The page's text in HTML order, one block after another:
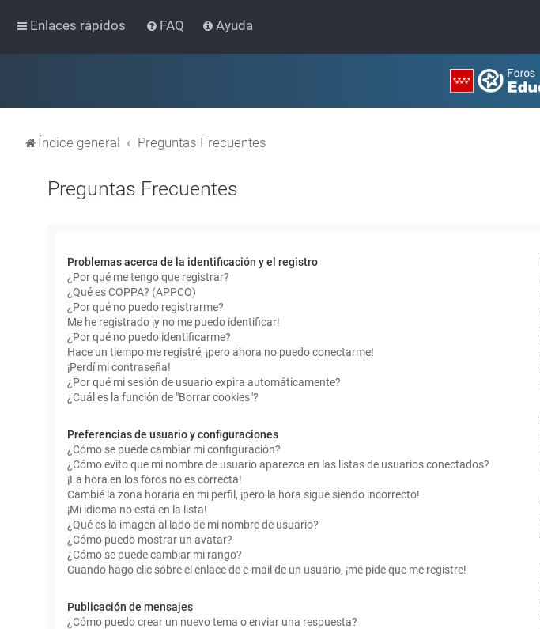
Enlaces rápidos FAQ Ayuda
Índice general Preguntas Frecuentes
Preguntas Frecuentes
Problemas acerca de la identificación y el registro
¿Por qué me tengo que registrar?
¿Qué es COPPA? (APPCO)
¿Por qué no puedo registrarme?
Me he registrado ¡y no me puedo identificar!
¿Por qué no puedo identificarme?
Hace un tiempo me registré, ¡pero ahora no puedo conectarme!
¡Perdí mi contraseña!
¿Por qué mi sesión de usuario expira automáticamente?
¿Cuál es la función de "Borrar cookies"?
Preferencias de usuario y configuraciones
¿Cómo se puede cambiar mi configuración?
¿Cómo evito que mi nombre de usuario aparezca en las listas de usuarios conectados?
¡La hora en los foros no es correcta!
Cambié la zona horaria en mi perfil, ¡pero la hora sigue siendo incorrecto!
¡Mi idioma no está en la lista!
¿Qué es la imagen al lado de mi nombre de usuario?
¿Cómo puedo mostrar un avatar?
¿Cómo se puede cambiar mi rango?
Cuando hago clic sobre el enlace de e-mail de un usuario, ¡me pide que me registre!
Publicación de mensajes
¿Cómo puedo crear un nuevo tema o enviar una respuesta?